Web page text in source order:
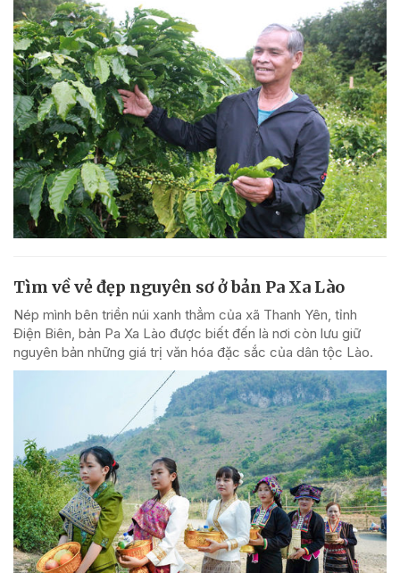
Tìm về vẻ đẹp nguyên sơ ở bản Pa Xa Lào
Nép mình bên triền núi xanh thẳm của xã Thanh Yên, tỉnh
Điện Biên, bản Pa Xa Lào được biết đến là nơi còn lưu giữ
nguyên bản những giá trị văn hóa đặc sắc của dân tộc Lào.